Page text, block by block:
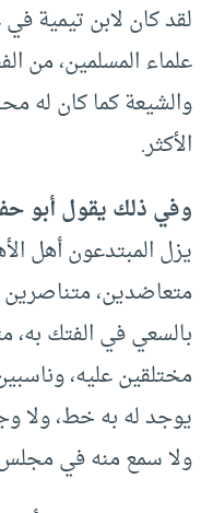
لقد كان لابن تيمية
علماء المسلمين، من
والشيعة كما كان له
الأكثر.
وفي ذلك يقول أبو
يزل المبتدعون أهل
متعاضدين،
بالسعي في الفتك
مختلقين عليه،
يوجد له به خط، ولا
ولا سمع منه في